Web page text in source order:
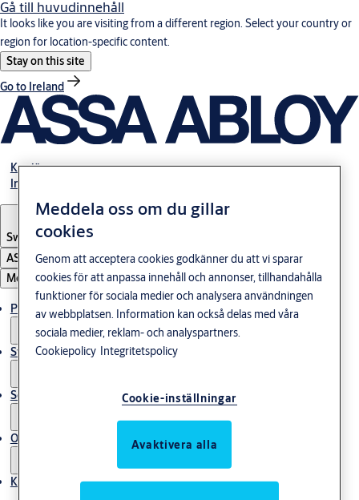
Gå till huvudinnehåll
It looks like you are visiting from a different region. Select your country or
region for location-specific content.
Stay on this site
Go to Ireland
Karriär
Investerare
Sweden·Svenska
ASSA ABLOY Group
Meny
Produkter och lösningar
Stories
Service
Om oss
Kontakta oss
Meddela oss om du gillar
cookies
Genom att acceptera cookies godkänner du att vi sparar
cookies för att anpassa innehåll och annonser, tillhandahålla
funktioner för sociala medier och analysera användningen
av webbplatsen. Information kan också delas med våra
sociala medier, reklam- och analyspartners.
Cookiepolicy Integritetspolicy
Cookie-inställningar
Avaktivera alla